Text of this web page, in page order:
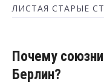
ЛИСТАЯ СТАРЫЕ
Почему
Берлин?